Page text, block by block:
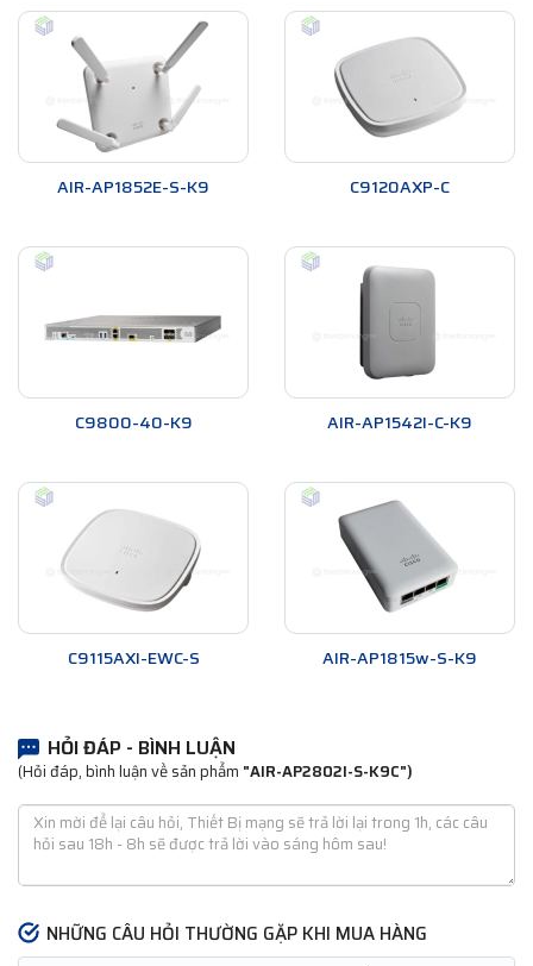
AIR-AP1852E-S-K9 C9120AXP-C
C9800-40-K9 AIR-AP1542I-C-K9
C9115AXI-EWC-S AIR-AP1815w-S-K9
HỎI ĐÁP - BÌNH LUẬN
(Hỏi đáp, bình luận về sản phẩm "AIR-AP2802I-S-K9C")
NHỮNG CÂU HỎI THƯỜNG GẶP KHI MUA HÀNG